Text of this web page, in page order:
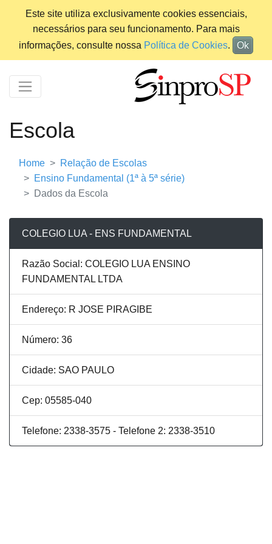
Este site utiliza exclusivamente cookies essenciais,
necessários para seu funcionamento. Para mais
informações, consulte nossa Política de Cookies. Ok
Escola
Home
Relação de Escolas
Ensino Fundamental (1ª à 5ª série)
Dados da Escola
COLEGIO LUA - ENS FUNDAMENTAL
Razão Social: COLEGIO LUA ENSINO
FUNDAMENTAL LTDA
Endereço: R JOSE PIRAGIBE
Número: 36
Cidade: SAO PAULO
Cep: 05585-040
Telefone: 2338-3575 - Telefone 2: 2338-3510